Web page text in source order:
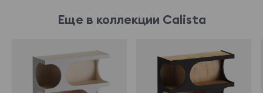
Еще в коллекции Calista